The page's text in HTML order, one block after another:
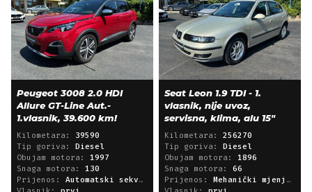
Peugeot 3008 2.0 HDI
Allure GT-Line Aut.-
1.vlasnik, 39.600 km!
Kilometara: 39590
Tip goriva:
Diesel
Obujam motora: 1997
Snaga motora: 130
Prijenos: Automatski sekvencijski
Seat Leon 1.9 TDI - 1.
vlasnik, nije uvoz,
servisna, klima, alu 15"
Kilometara: 256270
Tip goriva:
Diesel
Obujam motora: 1896
Snaga motora: 66
Prijenos:
Mehanički mjenjač